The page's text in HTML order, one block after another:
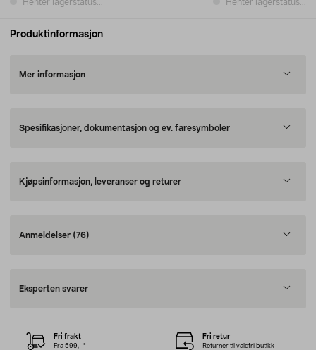
Henter lagerstatus... Henter lagerstatus...
Produktinformasjon
Mer informasjon
Spesifikasjoner, dokumentasjon og ev. faresymboler
Kjøpsinformasjon, leveranser og returer
Anmeldelser (76)
Eksperten svarer
Fri frakt
Fra 599,–*
Fri retur
Returner til valgfri butikk